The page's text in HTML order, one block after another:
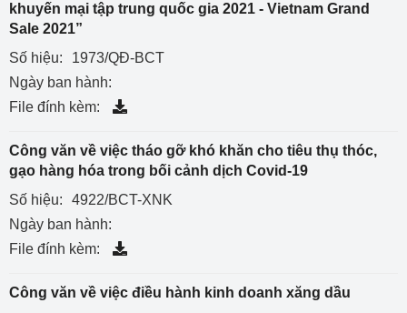
khuyến mại tập trung quốc gia 2021 - Vietnam Grand
Sale 2021”
Số hiệu:
1973/QĐ-BCT
Ngày ban hành:
File đính kèm:
Công văn về việc tháo gỡ khó khăn cho tiêu thụ thóc,
gạo hàng hóa trong bối cảnh dịch Covid-19
Số hiệu:
4922/BCT-XNK
Ngày ban hành:
File đính kèm:
Công văn về việc điều hành kinh doanh xăng dầu